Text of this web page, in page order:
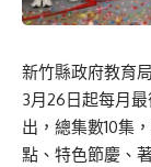
新竹縣政府教育
3月26日起每月
出，總集數10集
點、特色節慶、